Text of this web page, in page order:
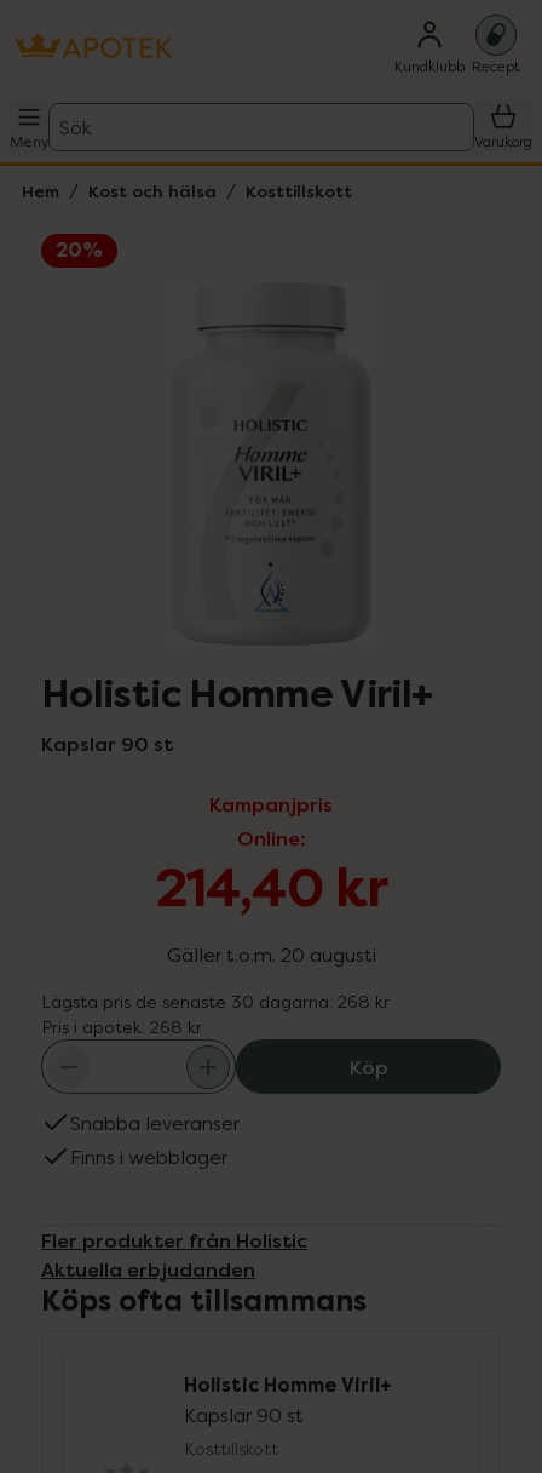
Kundklubb Recept
Meny
Sök
Varukorg
Hem Kost och hälsa Kosttillskott
20%
Lista: . Innehåller 1 objekt.
Holistic Homme Viril+
Kapslar 90 st
Kampanjpris
Online:
214,40 kr
Gäller t.o.m. 20 augusti
Lägsta pris de senaste 30 dagarna: 268 kr
Pris i apotek: 268 kr
KöpHolistic
Snabba leveranser
Finns i webblager
Fler produkter från Holistic
Aktuella erbjudanden
Köps ofta tillsammans
Holistic Homme Viril+
Kapslar 90 st
Kosttillskott